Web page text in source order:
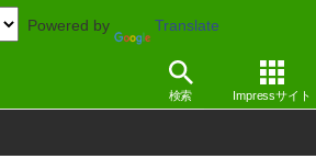
Powered by Translate
検索 Impressサイト
アップデート